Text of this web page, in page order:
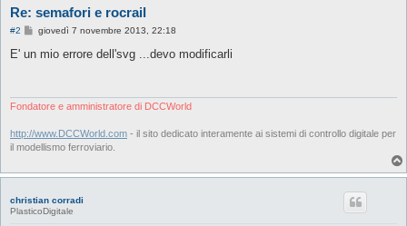
Re: semafori e rocrail
#2
M
s
i
giovedì 7 novembre 2013, 22:18
E' un mio errore dell'svg ...devo modificarli
Fondatore e amministratore di DCCWorld
http://www.DCCWorld.com - il sito dedicato interamente ai sistemi di controllo digitale per
il modellismo ferroviario.
christian corradi
PlasticoDigitale